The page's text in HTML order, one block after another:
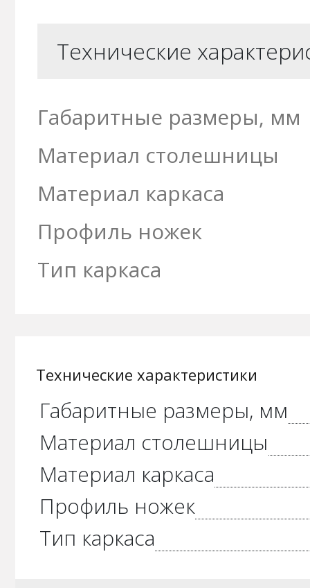
Технические
Габаритные размеры, мм
Материал столешницы
Материал каркаса
Профиль ножек
Тип каркаса
Технические характеристики
Габаритные размеры, мм
Материал столешницы
Материал каркаса
Профиль ножек
Тип каркаса